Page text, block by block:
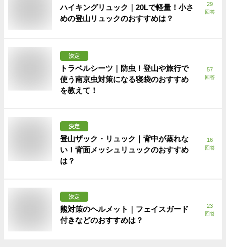
ハイキングリュック｜20Lで軽量！小さ
めの登山リュックのおすすめは？
29
回答
決定
トラベルシーツ｜防虫！登山や旅行で
使う南京虫対策になる寝袋のおすすめ
を教えて！
57
回答
決定
登山ザック・リュック｜背中が蒸れな
い！背面メッシュリュックのおすすめ
は？
16
回答
決定
熊対策のヘルメット｜フェイスガード
付きなどのおすすめは？
23
回答